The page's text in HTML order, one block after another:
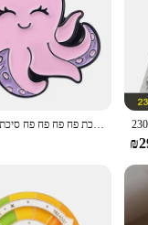
כרישה תמנון כרישים צב כוכב ים מדוזה דולפינן דג האם-ילד סיכת פח פח פח פח סיכת סיכת חי ים